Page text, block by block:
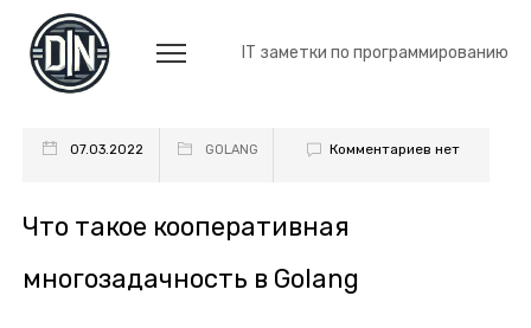
IT заметки по программированию
07.03.2022 GOLANG Комментариев нет
Что такое кооперативная
многозадачность в Golang